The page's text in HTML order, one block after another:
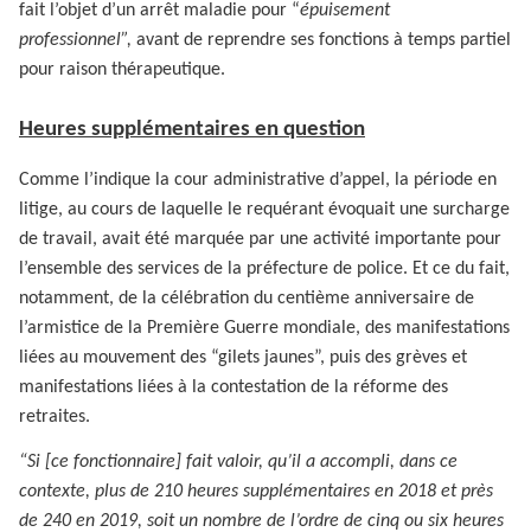
fait l’objet d’un arrêt maladie pour “épuisement
professionnel”, avant de reprendre ses fonctions à temps partiel
pour raison thérapeutique.
Heures supplémentaires en question
Comme l’indique la cour administrative d’appel, la période en
litige, au cours de laquelle le requérant évoquait une surcharge
de travail, avait été marquée par une activité importante pour
l’ensemble des services de la préfecture de police. Et ce du fait,
notamment, de la célébration du centième anniversaire de
l’armistice de la Première Guerre mondiale, des manifestations
liées au mouvement des “gilets jaunes”, puis des grèves et
manifestations liées à la contestation de la réforme des
retraites.
“Si [ce fonctionnaire] fait valoir, qu’il a accompli, dans ce
contexte, plus de 210 heures supplémentaires en 2018 et près
de 240 en 2019, soit un nombre de l’ordre de cinq ou six heures